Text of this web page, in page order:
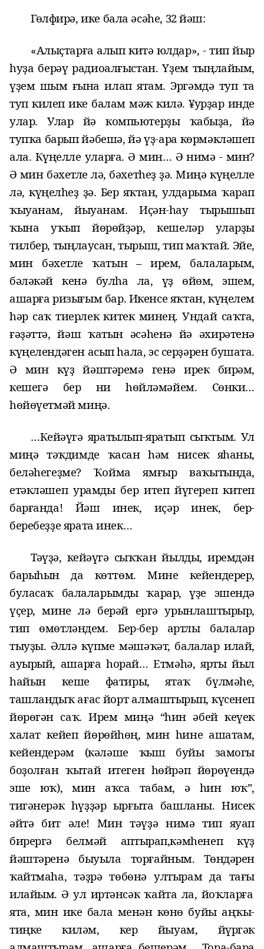
Гөлфирә, ике бала әсәһе, 32 йәш:
«Алыҫтарға алып китә юлдар», - тип йыр
һуҙа берәү радиоалғыстан. Yҙем тыңлайым,
үҙем шым ғына илап ятам. Эргәмдә туп та
туп килеп ике балам мәж килә. ¥урҙар инде
улар. Улар йә компьютерҙы ҡабыҙа, йә
тупҡа барып йәбешә, йә үҙ-ара көрмәкләшеп
ала. Күңелле уларға. Ә мин… Ә нимә - мин?
Ә мин бәхетле лә, бәхетһеҙ ҙә. Миңә күңелле
лә, күңелһеҙ ҙә. Бер яҡтан, улдарыма ҡарап
ҡыуанам, йыуанам. Иҫән-һау тырышып
ҡына уҡып йөрөйҙәр, кешеләр уларҙы
тилбер, тыңлаусан, тырыш, тип маҡтай. Эйе,
мин бәхетле ҡатын – ирем, балаларым,
бәләкәй кенә булһа ла, үҙ өйөм, эшем,
ашарға ризығым бар. Икенсе яҡтан, күңелем
һәр саҡ тиерлек китек минең. Ундай саҡта,
ғәҙәттә, йәш ҡатын әсәһенә йә әхирәтенә
күңелендәген асып һала, эс серҙәрен бушата.
Ә мин күҙ йәштәремә генә ирек бирәм,
кешегә бер ни һөйләмәйем. Сөнки…
һөйөүетмәй миңә.
…Кейәүгә яратылып-яратып сыҡтым. Ул
миңә тәҡдимде ҡасан һәм нисек яһаны,
беләһегеҙме? Ҡойма ямғыр ваҡытында,
етәкләшеп урамды бер итеп йүгереп китеп
барғанда! Йәш инек, иҫәр инек, бер-
беребеҙҙе ярата инек…
Тәүҙә, кейәүгә сыҡҡан йылды, иремдән
барыһын да көттөм. Мине кейендерер,
буласаҡ балаларымдыҡарар, үҙе эшендә
үҫер, мине лә берәй ергә урынлаштырыр,
тип өмөтләндем. Бер-бер артлы балалар
тыуҙы. Әллә күпме мәшәҡәт, балалар илай,
ауырый, ашарға һорай… Етмәһә, ярты йыл
һайын кеше фатиры, ятаҡ бүлмәһе,
ташландыҡ ағас йорт алмаштырып, күсенеп
йөрөгән саҡ. Ирем миңә “һин әбей кеүек
халат кейеп йөрөйһөң, мин һине ашатам,
кейендерәм (кәләше ҡыш буйы замогы
боҙолған ҡытай итеген һөйрәп йөрөүендә
эше юҡ), мин аҡса табам, ә һин юҡ”,
тигәнерәк һүҙҙәр ырғыта башланы. Нисек
әйтә бит әле! Мин тәүҙә нимә тип яуап
бирергә белмәй аптырап,кәмһенепкүҙ
йәштәренә быуыла торғайным. Төндәрен
ҡайтмаһа, тәҙрә төбөнә ултырам да тағы
илайым. Әул иртәнсәк ҡайта ла, йоҡларға
ята, мин ике бала менән көнө буйы аңҡы-
тиңке киләм, кер йыуам, йүргәк